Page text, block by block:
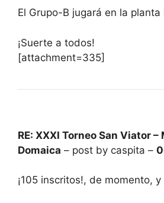
El Grupo-B jugará en la planta
¡Suerte a todos!
[attachment=335]
RE: XXXI Torneo San Viator
Domaica – post by caspita –
¡105 inscritos!, de momento,